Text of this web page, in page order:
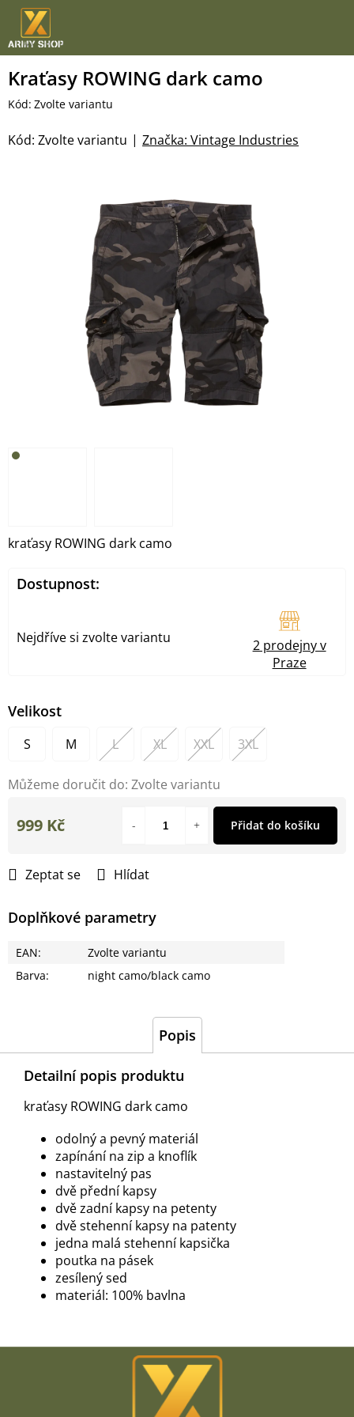
Přejít
obsah
Kraťasy ROWING dark camo
Kód: Zvolte variantu
Značka: Vintage Industries
Kód: Zvolte variantu
Velikost
S M L XL XXL 3XL
Můžeme doručit do: Zvolte variantu
kraťasy ROWING dark camo
Zeptat se Hlídat
Doplňkové parametry
EAN:
Zvolte variantu
Barva: night camo/black camo
999 Kč Přidat do košíku
Dostupnost:
Nejdříve si zvolte variantu
2 prodejny v
Praze
Popis
Detailní popis produktu
kraťasy ROWING dark camo
odolný a pevný materiál
zapínání na zip a knoflík
nastavitelný pas
dvě přední kapsy
dvě zadní kapsy na petenty
dvě stehenní kapsy na patenty
jedna malá stehenní kapsička
poutka na pásek
zesílený sed
materiál: 100% bavlna
Z